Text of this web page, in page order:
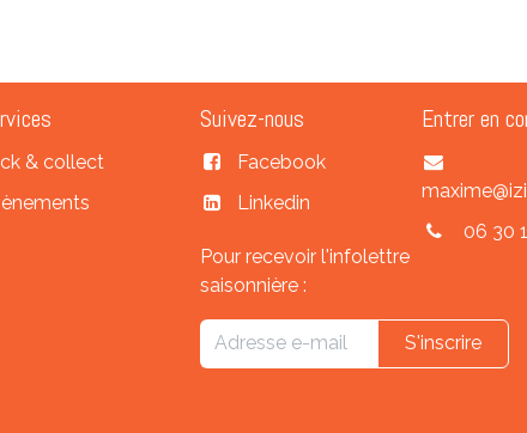
& collect
Suivez-nous
Facebook
Linkedin
Pour recevoir l'infolettre
saisonnière :
S'inscrire
Entrer en
06 30